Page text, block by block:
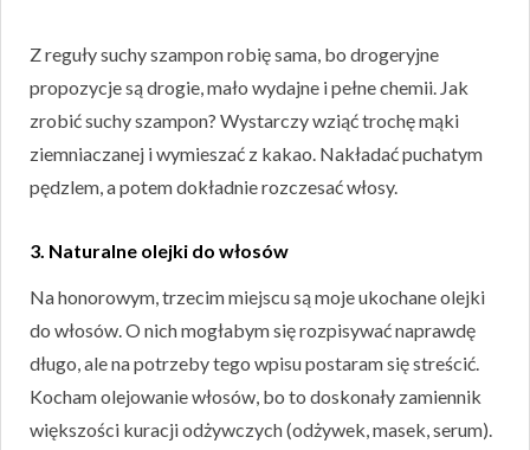
Z reguły suchy szampon robię sama, bo drogeryjne
propozycje są drogie, mało wydajne i pełne chemii. Jak
zrobić suchy szampon? Wystarczy wziąć trochę mąki
ziemniaczanej i wymieszać z kakao. Nakładać puchatym
pędzlem, a potem dokładnie rozczesać włosy.
3. Naturalne olejki do włosów
Na honorowym, trzecim miejscu są moje ukochane olejki
do włosów. O nich mogłabym się rozpisywać naprawdę
długo, ale na potrzeby tego wpisu postaram się streścić.
Kocham olejowanie włosów, bo to doskonały zamiennik
większości kuracji odżywczych (odżywek, masek, serum).